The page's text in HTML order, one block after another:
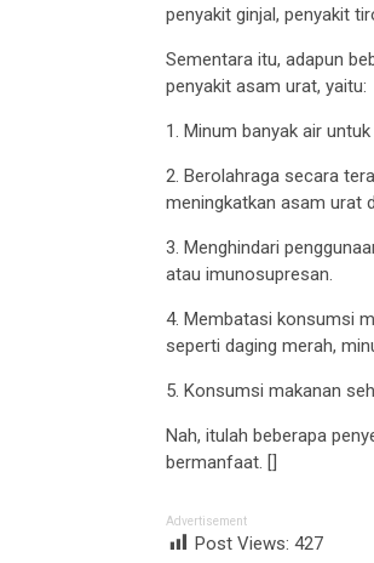
penyakit ginjal, penyakit
Sementara itu, adapun
penyakit asam urat, yaitu:
1. Minum banyak air
2. Berolahraga secara
meningkatkan asam urat
3. Menghindari
atau imunosupresan.
4. Membatasi konsumsi
seperti daging merah,
5. Konsumsi makanan
Nah, itulah beberapa
bermanfaat. []
Advertisement
Post Views:427